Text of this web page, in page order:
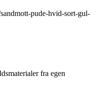
pude-hvid-sort-gul-
fra egen